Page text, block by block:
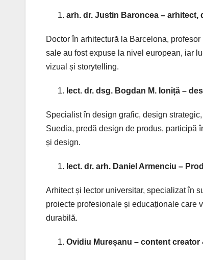
arh. dr. Justin Baroncea – arhitect,
Doctor în arhitectură la Barcelona,
sale au fost expuse la nivel european, iar
vizual și storytelling.
lect. dr. dsg. Bogdan M. Ioniță –
Specialist în design grafic, design
Suedia, predă design de produs, participă
și design.
lect. dr. arh. Daniel Armenciu –
Arhitect și lector universitar, specializat în
proiecte profesionale și educaționale care
durabilă.
Ovidiu Mureșanu – content